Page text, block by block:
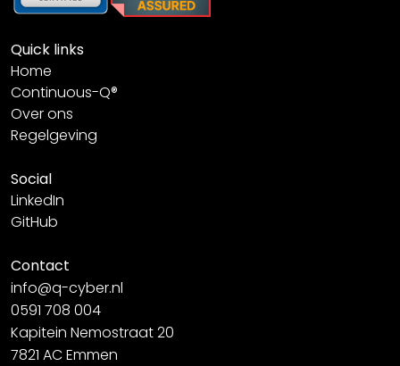
Quick links
Home
Continuous-Q®
Over ons
Regelgeving
Social
LinkedIn
GitHub
Contact
info@q-cyber.nl
0591 708 004
Kapitein Nemostraat 20
7821 AC Emmen